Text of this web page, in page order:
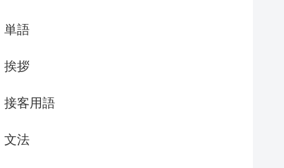
単語
挨拶
接客用語
文法